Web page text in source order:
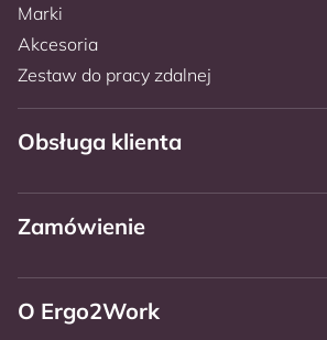
Marki
Akcesoria
Zestaw do pracy zdalnej
Obsługa klienta
Zamówienie
O Ergo2Work